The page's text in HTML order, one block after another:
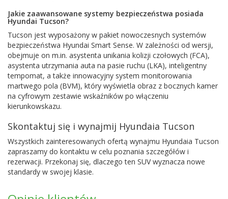
Jakie zaawansowane systemy bezpieczeństwa posiada
Hyundai Tucson?
Tucson jest wyposażony w pakiet nowoczesnych systemów
bezpieczeństwa Hyundai Smart Sense. W zależności od wersji,
obejmuje on m.in. asystenta unikania kolizji czołowych (FCA),
asystenta utrzymania auta na pasie ruchu (LKA), inteligentny
tempomat, a także innowacyjny system monitorowania
martwego pola (BVM), który wyświetla obraz z bocznych kamer
na cyfrowym zestawie wskaźników po włączeniu
kierunkowskazu.
Skontaktuj się i wynajmij Hyundaia Tucson
Wszystkich zainteresowanych ofertą wynajmu Hyundaia Tucson
zapraszamy do kontaktu w celu poznania szczegółów i
rezerwacji. Przekonaj się, dlaczego ten SUV wyznacza nowe
standardy w swojej klasie.